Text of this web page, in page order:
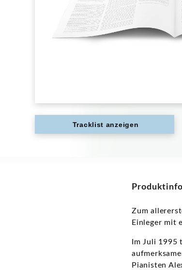
Tracklist anzeigen
Zum
Einleger mit
Im Juli
Pianisten